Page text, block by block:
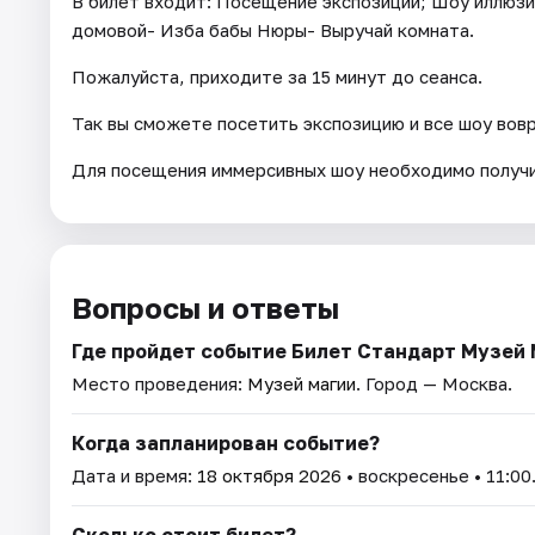
домовой- Изба бабы Нюры- Выручай комната.
Пожалуйста, приходите за 15 минут до сеанса.
Так вы сможете посетить экспозицию и все шоу
Для посещения иммерсивных шоу необходимо
Вопросы и ответы
Где пройдет событие Билет Стандарт Музей
Место проведения: Музей магии. Город — Москва.
Когда запланирован событие?
Дата и время: 18 октября 2026 • воскресенье • 11:00.